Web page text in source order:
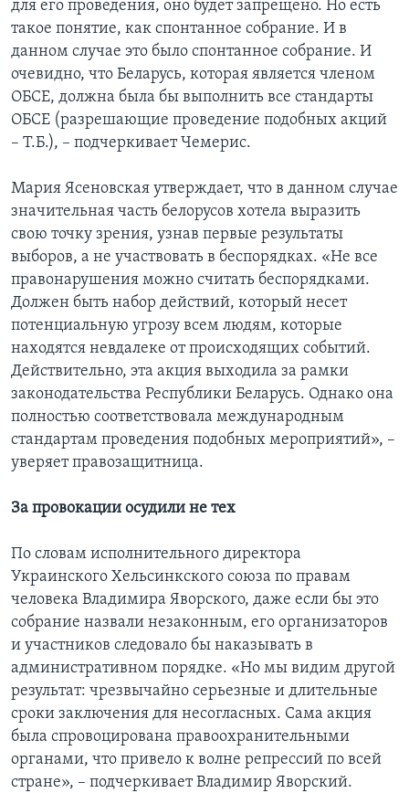
для его проведения, оно будет запрещено. Но есть
такое понятие, как спонтанное собрание. И в
данном случае это было спонтанное собрание. И
очевидно, что Беларусь, которая является членом
ОБСЕ, должна была бы выполнить все стандарты
ОБСЕ (разрешающие проведение подобных акций
– Т.Б.), – подчеркивает Чемерис.
Мария Ясеновская утверждает, что в данном случае
значительная часть белорусов хотела выразить
свою точку зрения, узнав первые результаты
выборов, а не участвовать в беспорядках. «Не все
правонарушения можно считать беспорядками.
Должен быть набор действий, который несет
потенциальную угрозу всем людям, которые
находятся невдалеке от происходящих событий.
Действительно, эта акция выходила за рамки
законодательства Республики Беларусь. Однако она
полностью соответствовала международным
стандартам проведения подобных мероприятий», –
уверяет правозащитница.
За провокации осудили не тех
По словам исполнительного директора
Украинского Хельсинкского союза по правам
человека Владимира Яворского, даже если бы это
собрание назвали незаконным, его организаторов
и участников следовало бы наказывать в
административном порядке. «Но мы видим другой
результат: чрезвычайно серьезные и длительные
сроки заключения для несогласных. Сама акция
была спровоцирована правоохранительными
органами, что привело к волне репрессий по всей
стране», – подчеркивает Владимир Яворский.